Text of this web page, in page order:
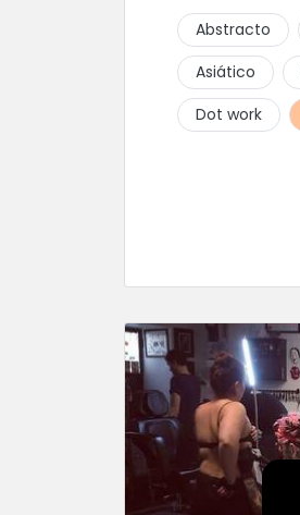
Abstracto
Asiático
Dot work